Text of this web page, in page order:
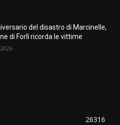
del disastro di Marcinelle,
di Forlì ricorda le vittime
26316